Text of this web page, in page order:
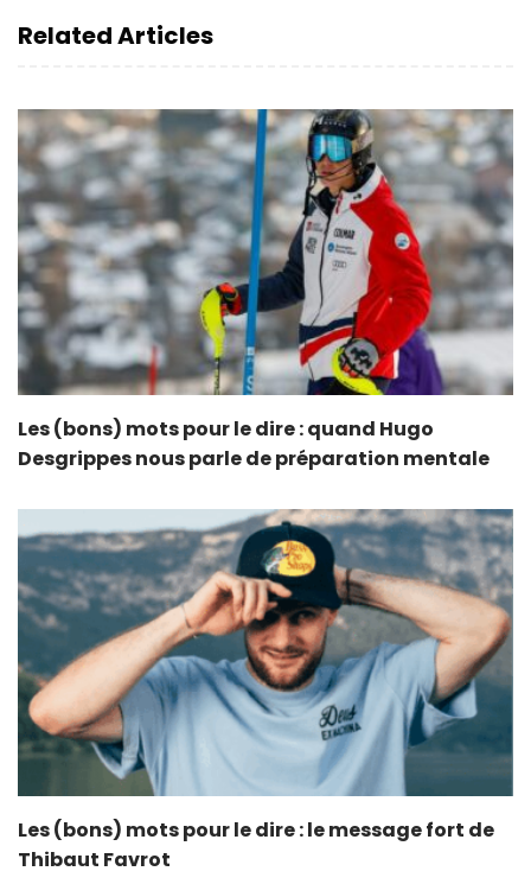
Related Articles
Les (bons) mots pour le dire : quand Hugo
Desgrippes nous parle de préparation mentale
Les (bons) mots pour le dire : le message fort de
Thibaut Favrot